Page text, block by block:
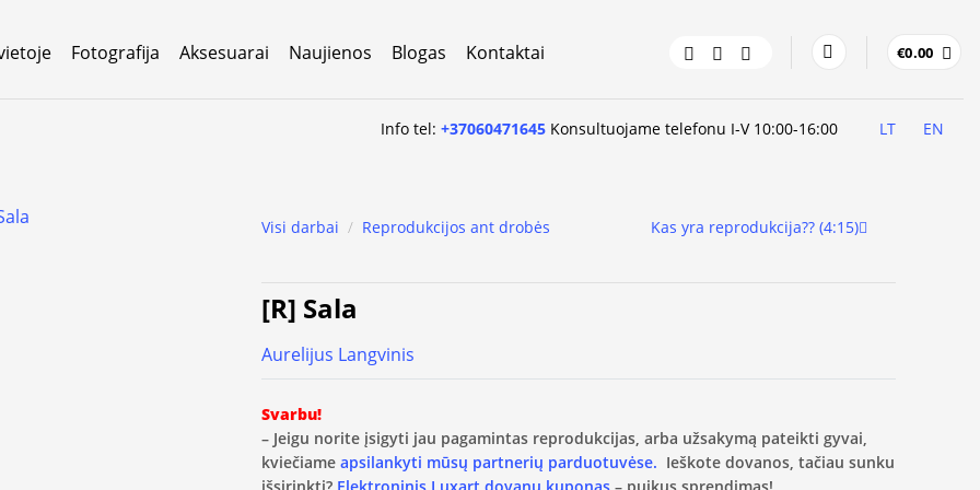
Fotografija Aksesuarai Naujienos Blogas Kontaktai €0.00
Info tel:+37060471645 Konsultuojame telefonu I-V 10:00-16:00 LT EN
Visi darbai / Reprodukcijos ant drobės Kas yra reprodukcija?? (4:15)
[R] Sala
Aurelijus Langvinis
Svarbu!
– Jeigu norite įsigyti jau pagamintas reprodukcijas, arba užsakymą pateikti gyvai,
kviečiame apsilankyti mūsų partnerių parduotuvėse. Ieškote dovanos, tačiau sunku